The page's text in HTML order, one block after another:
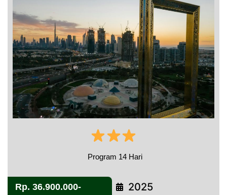
Program 14 Hari
Rp. 36.900.000-
2025